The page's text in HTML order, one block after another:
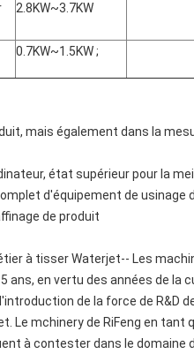
2.8KW~3.7KW
0.7KW~1.5KW ;
mais également dans la
état supérieur pour la
d'équipement de usinage
de produit
à tisser Waterjet-- Les
ans, en vertu des années de
de la force de R&D
Le mchinery de RiFeng en
à contester dans le domaine